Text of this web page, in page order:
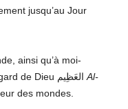
jusqu’au Jour
ainsi qu’à moi-
Al-
des mondes.